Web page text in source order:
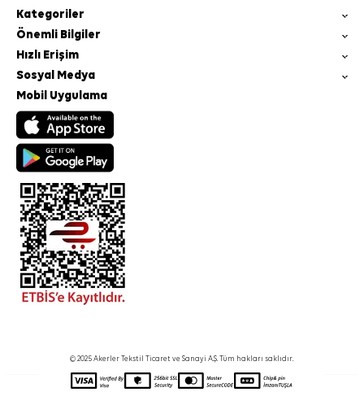
Kategoriler
Önemli Bilgiler
Hızlı Erişim
Sosyal Medya
Mobil Uygulama
© 2025 Akerler Tekstil Ticaret ve Sanayi A.Ş. Tüm hakları saklıdır.